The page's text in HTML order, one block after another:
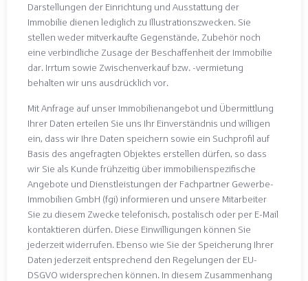
Darstellungen der Einrichtung und Ausstattung der
Immobilie dienen lediglich zu Illustrationszwecken. Sie
stellen weder mitverkaufte Gegenstände, Zubehör noch
eine verbindliche Zusage der Beschaffenheit der Immobilie
dar. Irrtum sowie Zwischenverkauf bzw. -vermietung
behalten wir uns ausdrücklich vor.
Mit Anfrage auf unser Immobilienangebot und Übermittlung
Ihrer Daten erteilen Sie uns Ihr Einverständnis und willigen
ein, dass wir Ihre Daten speichern sowie ein Suchprofil auf
Basis des angefragten Objektes erstellen dürfen, so dass
wir Sie als Kunde frühzeitig über immobilienspezifische
Angebote und Dienstleistungen der Fachpartner Gewerbe-
Immobilien GmbH (fgi) informieren und unsere Mitarbeiter
Sie zu diesem Zwecke telefonisch, postalisch oder per E-Mail
kontaktieren dürfen. Diese Einwilligungen können Sie
jederzeit widerrufen. Ebenso wie Sie der Speicherung Ihrer
Daten jederzeit entsprechend den Regelungen der EU-
DSGVO widersprechen können. In diesem Zusammenhang